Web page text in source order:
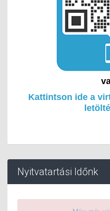
Kattintson ide a
Nyitvatartási Időnk